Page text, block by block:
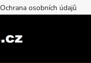
Ochrana osobních údajů